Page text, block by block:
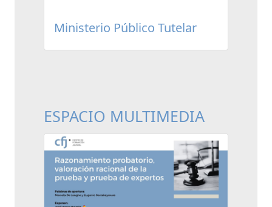
Ministerio Público Tutelar
ESPACIO MULTIMEDIA